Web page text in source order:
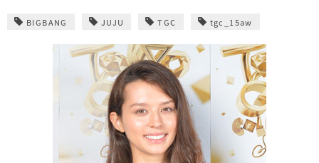
BIGBANG JUJU TGC tgc_15aw